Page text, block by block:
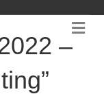
N
a
–